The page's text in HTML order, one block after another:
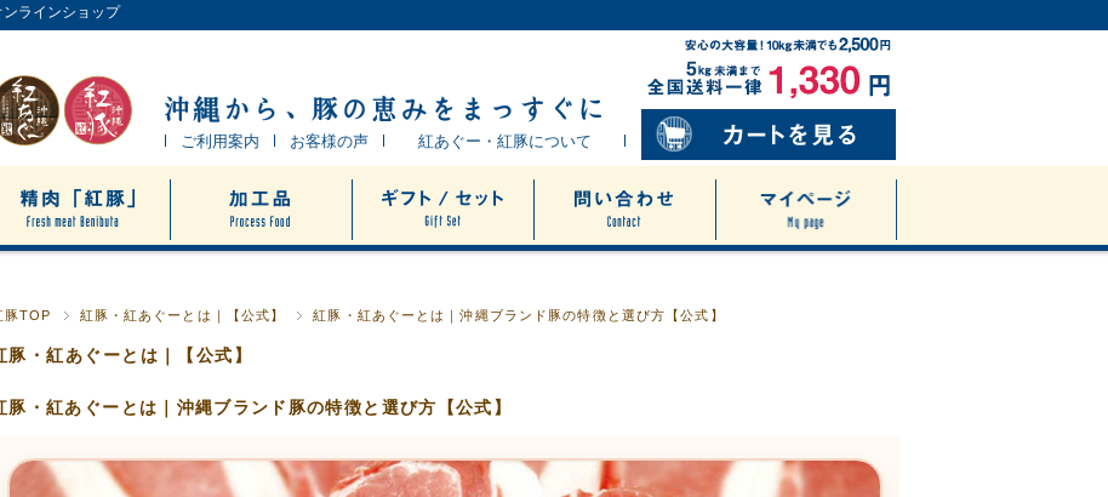
ラインショップ
ご利用案内 お客様の声 紅あぐー・紅豚について
豚TOP 紅豚・紅あぐーとは｜【公式】 紅豚・紅あぐーとは｜沖縄ブランド豚の特徴と選び方【公式】
豚・紅あぐーとは｜【公式】
豚・紅あぐーとは｜沖縄ブランド豚の特徴と選び方【公式】